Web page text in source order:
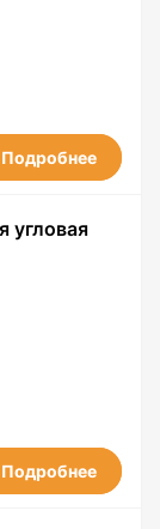
Подробнее
угловая
Подробнее